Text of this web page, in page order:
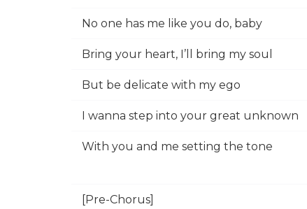
No one has me like you do, baby
Bring your heart, I’ll bring my soul
But be delicate with my ego
I wanna step into your great unknown
With you and me setting the tone
[Pre-Chorus]